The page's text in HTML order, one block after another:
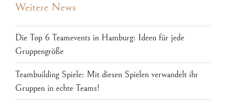
Weitere News
Die Top 6 Teamevents in Hamburg: Ideen für jede
Gruppengröße
Teambuilding Spiele: Mit diesen Spielen verwandelt ihr
Gruppen in echte Teams!